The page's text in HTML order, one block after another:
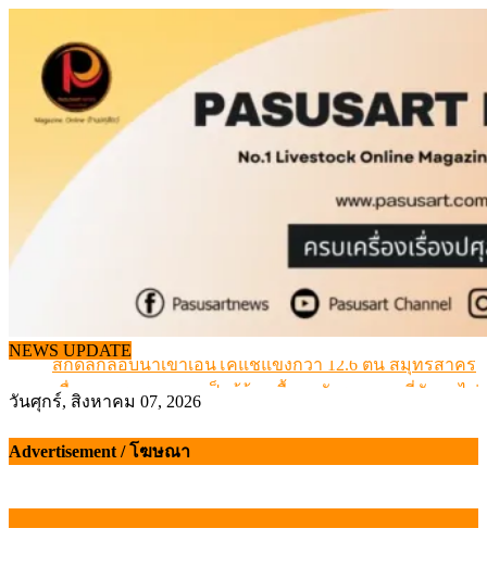
content
NEWS UPDATE
สกัดลักลอบนำเข้าเอ็นโคแช่แข็งกว่า 12.6 ตัน สมุทรสาคร
เมื่อเกษตรกรถูกมองเป็นผู้ร้ายเบื้องหลังราคาหมูที่สังคมไม่
ข้อมูลราคา สุกรมีชีวิตหน้าฟาร์ม พระที่ 6 สิงหาคม 2569
เมื่อเกษตรกรถูกมองเป็นผู้ร้ายเบื้องหลังราคาหมูที่สังคมไม่
วันศุกร์, สิงหาคม 07, 2026
Advertisement / โฆษณา